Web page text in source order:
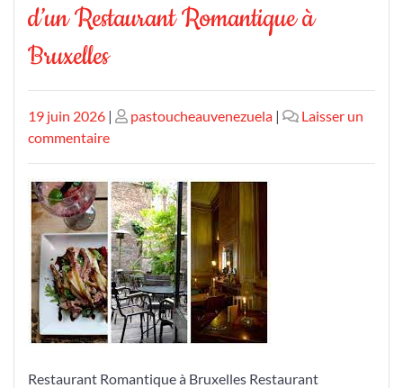
d’un Restaurant Romantique à
Bruxelles
Publié
le
19 juin 2026 | Publié
pastoucheauvenezuela |
Laisser un
commentairesur
l’Enchantement
Culinaire
d’un
Restaurant
Romantique
à
Bruxelles
Restaurant Romantique à Bruxelles Restaurant